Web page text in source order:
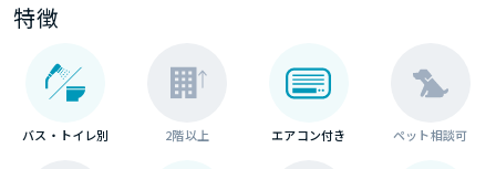
特徴
バス・トイレ別 2階以上 エアコン付き ペット相談可